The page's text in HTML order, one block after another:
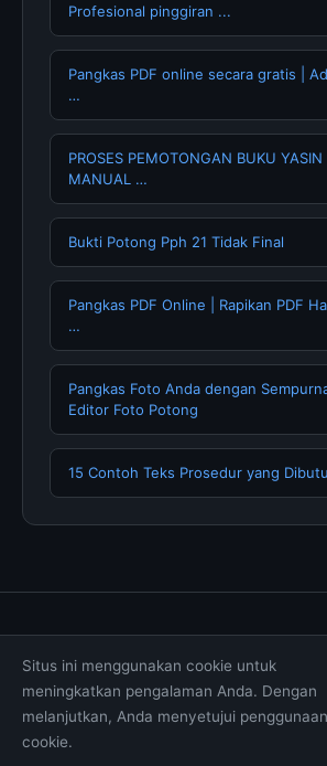
Profesional pinggiran ...
Pangkas PDF online secara gratis |
…
PROSES PEMOTONGAN BUKU YASIN
MANUAL …
Bukti Potong Pph 21 Tidak Final
Pangkas PDF Online | Rapikan PDF
…
Pangkas Foto Anda dengan
Editor Foto Potong
15 Contoh Teks Prosedur yang
Syarat & Ketentuan
© 2026 muktibox.com. All rights
Situs ini menggunakan cookie untuk
meningkatkan pengalaman Anda. Dengan
melanjutkan, Anda menyetujui penggunaan
cookie.